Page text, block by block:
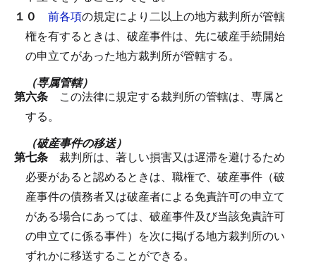
１０ 前各項の規定により二以上の地方裁判所が管轄
権を有するときは、破産事件は、先に破産手続開始
の申立てがあった地方裁判所が管轄する。
（専属管轄）
第六条 この法律に規定する裁判所の管轄は、専属と
する。
（破産事件の移送）
第七条 裁判所は、著しい損害又は遅滞を避けるため
必要があると認めるときは、職権で、破産事件（破
産事件の債務者又は破産者による免責許可の申立て
がある場合にあっては、破産事件及び当該免責許可
の申立てに係る事件）を次に掲げる地方裁判所のい
ずれかに移送することができる。